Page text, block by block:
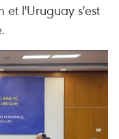
et l'Uruguay s'est